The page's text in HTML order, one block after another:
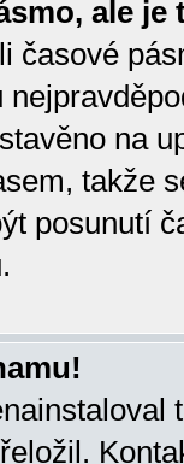
ale je
časové
na
takže
posunutí